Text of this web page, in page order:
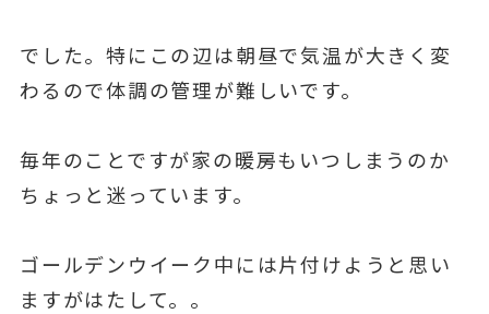
でした。特にこの辺は朝昼で気温が大きく変
わるので体調の管理が難しいです。
毎年のことですが家の暖房もいつしまうのか
ちょっと迷っています。
ゴールデンウイーク中には片付けようと思い
ますがはたして。。